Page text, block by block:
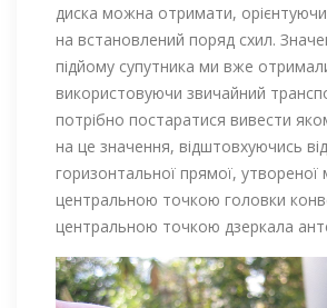
диска можна отримати,
на встановлений поряд схил.
підйому супутника ми вже
використовуючи звичайний
потрібно постаратися вивести
на це значення, відштовхуючись
горизонтальної прямої, утвореної
центральною точкою головки
центральною точкою дзеркала